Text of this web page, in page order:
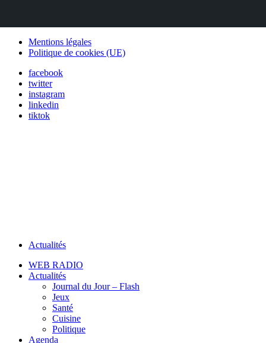
Mentions légales
Politique de cookies (UE)
facebook
twitter
instagram
linkedin
tiktok
Actualités
WEB RADIO
Actualités
Journal du Jour – Flash
Jeux
Santé
Cuisine
Politique
Agenda